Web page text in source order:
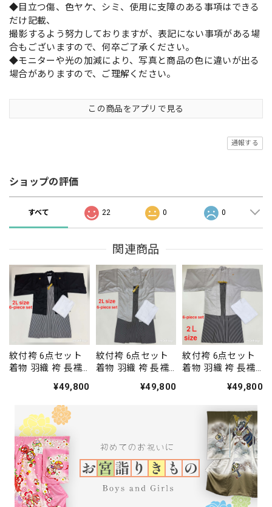
◆目立つ傷、色ヤケ、シミ、使用に支障のある事項はできる
だけ記載、
撮影するよう努力しておりますが、表記にない事項がある場
合もございますので、何卒ご了承ください。
◆モニターや光の加減により、写真と商品の色に違いが出る
場合がありますので、ご理解ください。
この商品をアプリで見る
通報する
ショップの評価
すべて 22 0 0
関連商品
紋付袴 6点セット
着物 羽織 袴 長襦
75.7cm 袴丈92cm
2L 黒 五つ紋 中古
4486
¥49,800
紋付袴 6点セット
着物 羽織 袴 長襦
79.5cm 袴丈93cm
¥49,800
紋付袴 6点セット
着物 羽織 袴 長襦
76.5cm 袴丈93cm
2L シルバー 五つ紋
中古 4488
¥49,800